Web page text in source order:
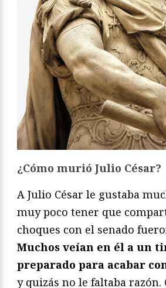
¿Cómo murió Julio César?
A Julio César le gustaba
muy poco tener que
choques con el senado
Muchos veían en él a un
preparado para acabar
y quizás no le faltaba razón.